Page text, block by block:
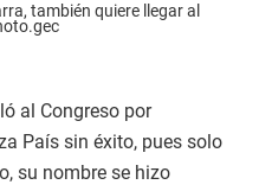
también quiere llegar al
al Congreso por
País sin éxito, pues solo
su nombre se hizo